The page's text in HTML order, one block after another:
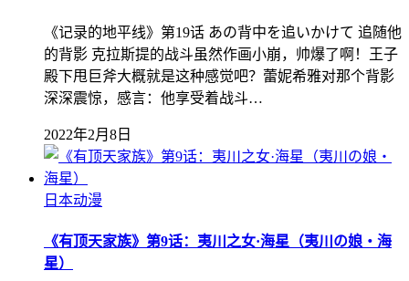
《记录的地平线》第19话 あの背中を追いかけて 追随他
的背影 克拉斯提的战斗虽然作画小崩，帅爆了啊！王子
殿下甩巨斧大概就是这种感觉吧？蕾妮希雅对那个背影
深深震惊，感言：他享受着战斗…
2022年2月8日
日本动漫
《有顶天家族》第9话：夷川之女·海星（夷川の娘・海
星）